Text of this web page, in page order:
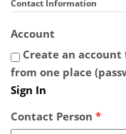
Contact Information
Account
Create an account
from one place
Sign In
Contact Person *